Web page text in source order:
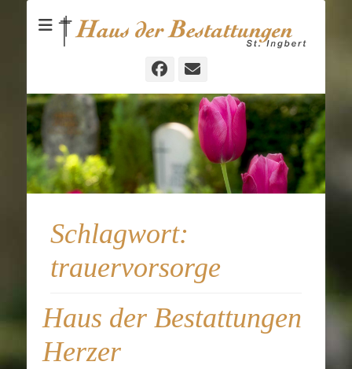
Haus der
Bestattungen
Bestattungen und Vorsorgeberatung in St. Ingbert
Facebook
E-
Schlagwort:
trauervorsorge
Haus der Bestattungen
Herzer